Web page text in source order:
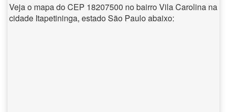
Veja o mapa do CEP 18207500 no bairro Vila Carolina na
cidade Itapetininga, estado São Paulo abaixo: